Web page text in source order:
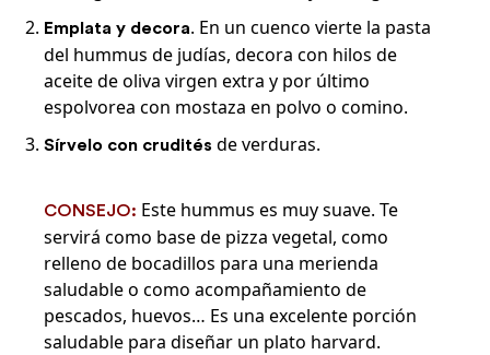
Emplata y decora. En un cuenco vierte la pasta
del hummus de judías, decora con hilos de
aceite de oliva virgen extra y por último
espolvorea con mostaza en polvo o comino.
Sírvelo con crudités de verduras.
CONSEJO: Este hummus es muy suave. Te
servirá como base de pizza vegetal, como
relleno de bocadillos para una merienda
saludable o como acompañamiento de
pescados, huevos… Es una excelente porción
saludable para diseñar un plato harvard.